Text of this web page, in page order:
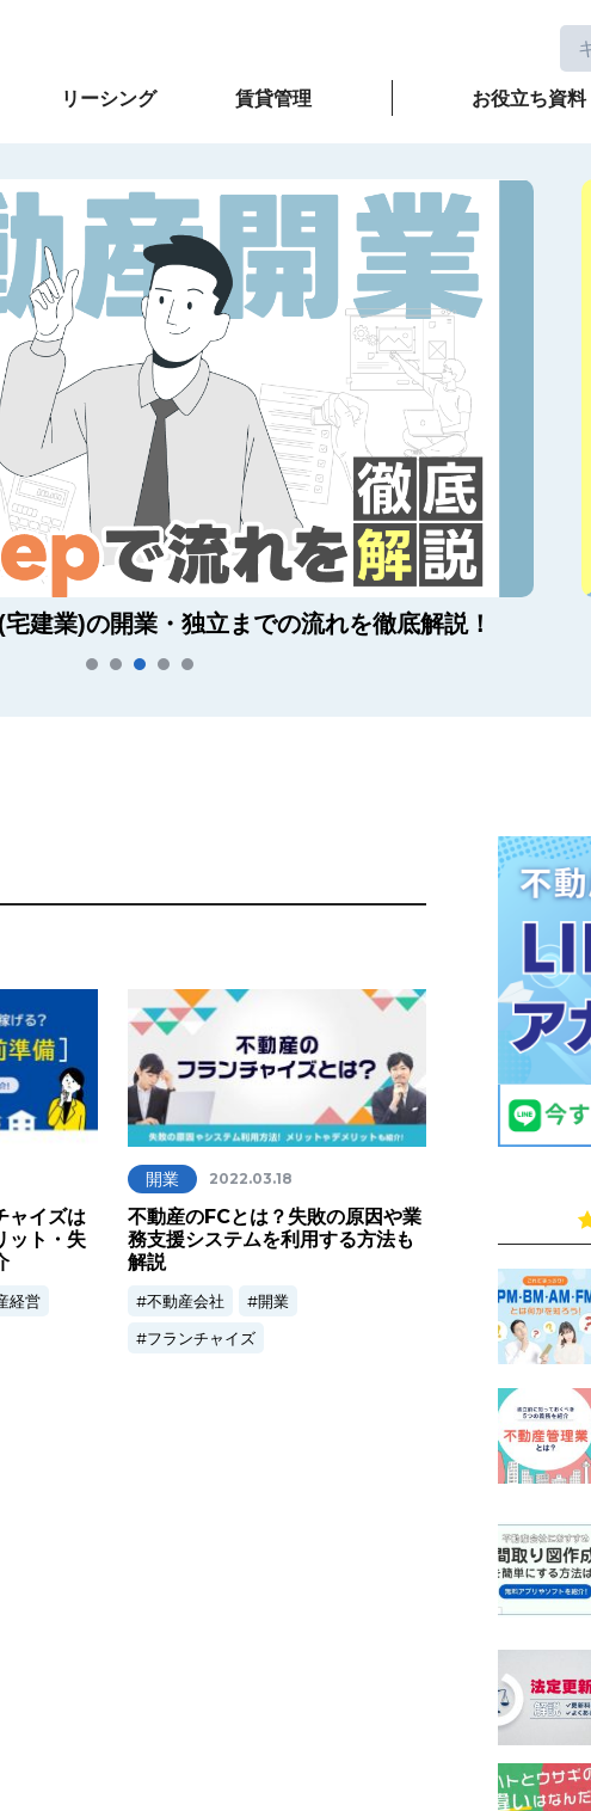
リーシング 賃貸管理 お役立ち資料
宅建業)の開業・独立までの流れを徹底解説！
ャイズは
ット・失
経営
開業 2022.03.18
不動産のFCとは？失敗の原因や業
務支援システムを利用する方法も
解説
不動産会社
開業
フランチャイズ